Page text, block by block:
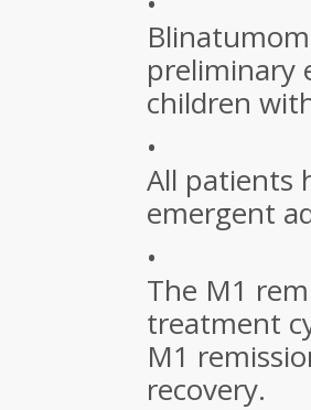
preliminary
children
•
All patients
emergent
•
The M1
treatment
M1
recovery.